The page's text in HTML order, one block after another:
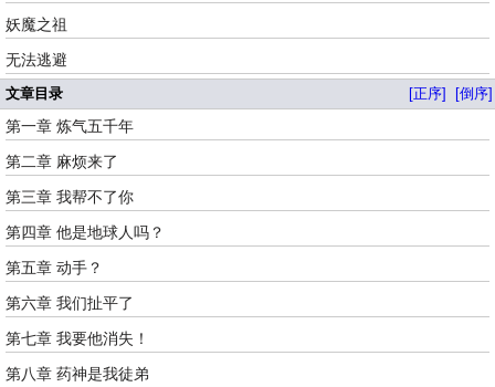
妖魔之祖
无法逃避
文章目录 [正序] [倒序]
第一章 炼气五千年
第二章 麻烦来了
第三章 我帮不了你
第四章 他是地球人吗？
第五章 动手？
第六章 我们扯平了
第七章 我要他消失！
第八章 药神是我徒弟